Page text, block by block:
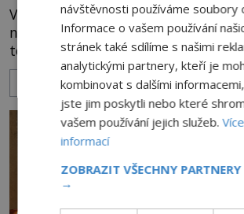
Vodní monstra jsou poměrně
nejrůznějších jezer, řek či ostrovů.
to přikládají hlavně snaze dané
přitáhnout k němu pozornost
nakloněných turistů. Je to také případ kyperského
tvora jménem Ayia Napa? Nebo se
legendami o něm ukrývat nějaký
V blízkosti Mysu Greco, jak se přez
ZOBRAZIT VÍCE
návštěvnosti používáme soubory
Informace o vašem používání
stránek také sdílíme s našimi
analytickými partnery, kteří je
kombinovat s dalšími
jste jim poskytli nebo které
vašem používání jejich služeb.Více
informací
ZOBRAZIT VŠECHNY PARTNERY
→